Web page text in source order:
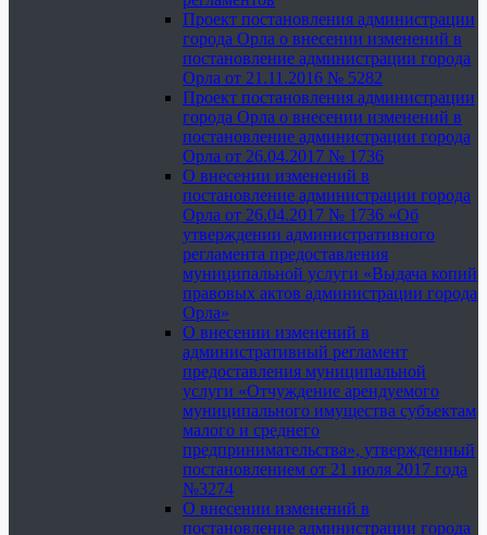
Проект постановления администрации
города Орла о внесении изменений в
постановление администрации города
Орла от 21.11.2016 № 5282
Проект постановления администрации
города Орла о внесении изменений в
постановление администрации города
Орла от 26.04.2017 № 1736
О внесении изменений в
постановление администрации города
Орла от 26.04.2017 № 1736 «Об
утверждении административного
регламента предоставления
муниципальной услуги «Выдача копий
правовых актов администрации города
Орла»
О внесении изменений в
административный регламент
предоставления муниципальной
услуги «Отчуждение арендуемого
муниципального имущества субъектам
малого и среднего
предпринимательства», утвержденный
постановлением от 21 июля 2017 года
№3274
О внесении изменений в
постановление администрации города